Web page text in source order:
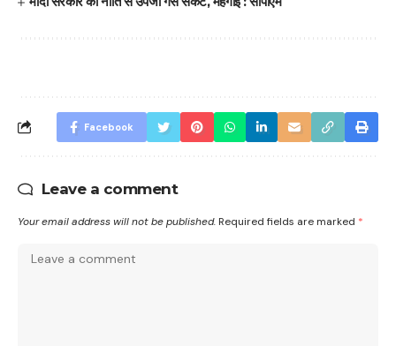
Facebook
Leave a comment
Your email address will not be published. Required fields are marked *